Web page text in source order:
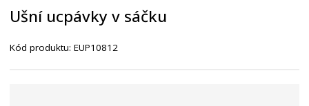
í
t
Ušní ucpávky v sáčku
Kód produktu:EUP10812